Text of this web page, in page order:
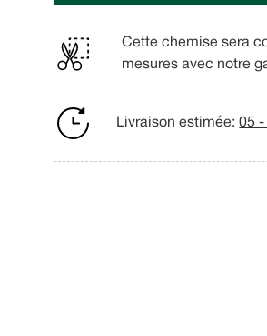
Cette chemise sera
mesures avec notre
Livraison estimée:05 -